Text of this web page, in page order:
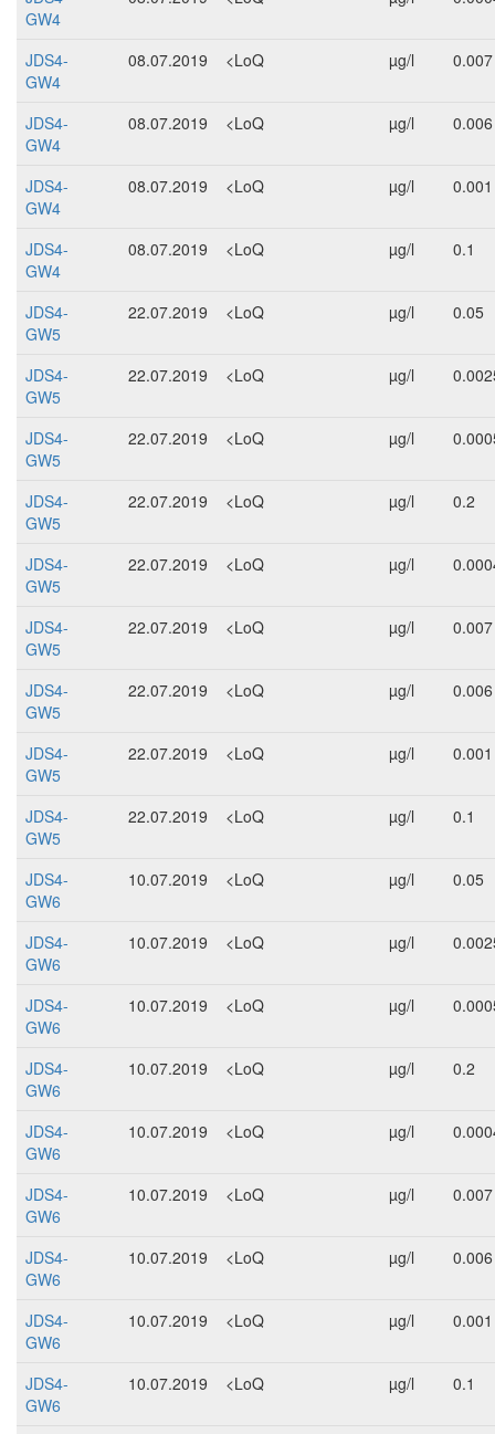
GW4
JDS4-
GW4
08.07.2019 <LoQ µg/l 0.007
JDS4-
GW4
08.07.2019 <LoQ µg/l 0.006
JDS4-
GW4
08.07.2019 <LoQ µg/l 0.001
JDS4-
GW4
08.07.2019 <LoQ µg/l 0.1
JDS4-
GW5
22.07.2019 <LoQ µg/l 0.05
JDS4-
GW5
22.07.2019 <LoQ µg/l
JDS4-
GW5
22.07.2019 <LoQ µg/l
JDS4-
GW5
22.07.2019 <LoQ µg/l 0.2
JDS4-
GW5
22.07.2019 <LoQ µg/l
JDS4-
GW5
22.07.2019 <LoQ µg/l 0.007
JDS4-
GW5
22.07.2019 <LoQ µg/l 0.006
JDS4-
GW5
22.07.2019 <LoQ µg/l 0.001
JDS4-
GW5
22.07.2019 <LoQ µg/l 0.1
JDS4-
GW6
10.07.2019 <LoQ µg/l 0.05
JDS4-
GW6
10.07.2019 <LoQ µg/l
JDS4-
GW6
10.07.2019 <LoQ µg/l
JDS4-
GW6
10.07.2019 <LoQ µg/l 0.2
JDS4-
GW6
10.07.2019 <LoQ µg/l
JDS4-
GW6
10.07.2019 <LoQ µg/l 0.007
JDS4-
GW6
10.07.2019 <LoQ µg/l 0.006
JDS4-
GW6
10.07.2019 <LoQ µg/l 0.001
JDS4-
GW6
10.07.2019 <LoQ µg/l 0.1